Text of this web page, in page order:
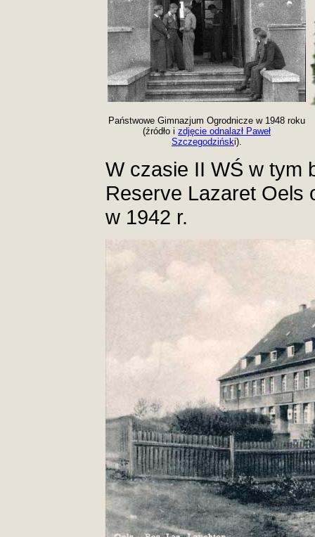
Państwowe Gimnazjum Ogrodnicze w 1948 roku
(źródło i zdjęcie odnalazł Paweł
Szczegodziński).
W czasie II WŚ w tym
Reserve Lazaret Oels
w 1942 r.